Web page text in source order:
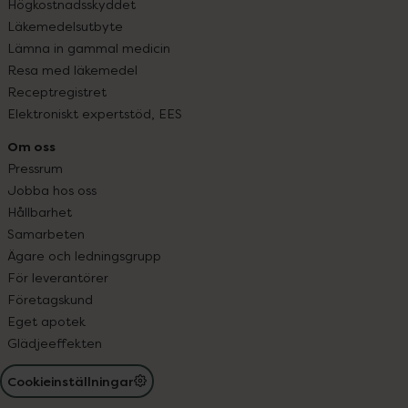
Högkostnadsskyddet
Läkemedelsutbyte
Lämna in gammal medicin
Resa med läkemedel
Receptregistret
Elektroniskt expertstöd, EES
Om oss
Pressrum
Jobba hos oss
Hållbarhet
Samarbeten
Ägare och ledningsgrupp
För leverantörer
Företagskund
Eget apotek
Glädjeeffekten
Cookieinställningar